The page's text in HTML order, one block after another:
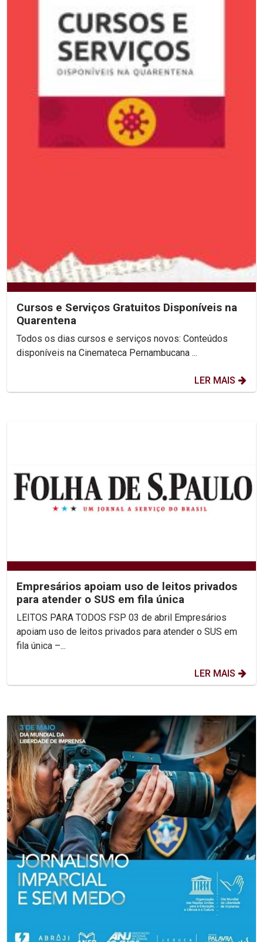
Cursos e Serviços Gratuitos Disponíveis na
Quarentena
Todos os dias cursos e serviços novos: Conteúdos
disponíveis na Cinemateca Pernambucana ...
LER MAIS
Empresários apoiam uso de leitos privados
para atender o SUS em fila única
LEITOS PARA TODOS FSP 03 de abril Empresários
apoiam uso de leitos privados para atender o SUS em
fila única –...
LER MAIS